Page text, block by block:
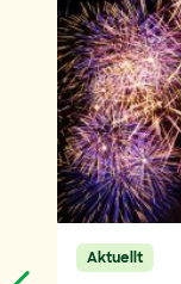
Aktuellt